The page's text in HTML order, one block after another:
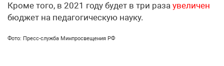
Кроме того, в 2021 году будет в три раза увеличен
бюджет на педагогическую науку.
Фото: Пресс-служба Минпросвещения РФ